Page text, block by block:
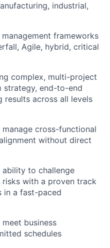
industrial,
frameworks
Agile, hybrid, critical
complex, multi-project
strategy, end-to-end
results across all levels
cross-functional
without direct
to challenge
with a proven track
in a fast-paced
business
schedules